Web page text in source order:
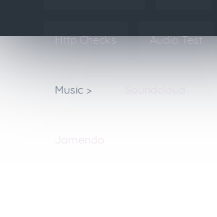
Http Checks Audio Test
Music >
Jamendo